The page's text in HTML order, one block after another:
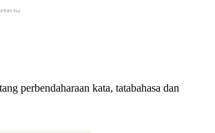
perbendaharaan kata, tatabahasa dan